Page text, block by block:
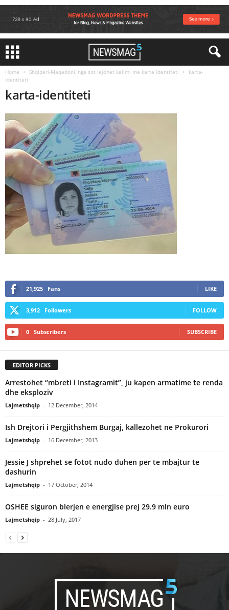
Home Shqiperi-Maqedoni, nga sot lejohet kalimi me karte identiteti
karta-
identiteti
karta-identiteti
21,925 Fans LIKE
3,912 Followers FOLLOW
0 Subscribers SUBSCRIBE
EDITOR PICKS
Arrestohet “mbreti i Instagramit”, ju kapen armatime te renda
dhe eksploziv
Lajmetshqip - 12 December, 2014
Ish Drejtori i Pergjithshem Burgaj, kallezohet ne Prokurori
Lajmetshqip - 16 December, 2013
Jessie J shprehet se fotot nudo duhen per te mbajtur te
dashurin
Lajmetshqip - 17 October, 2014
OSHEE siguron blerjen e energjise prej 29.9 mln euro
Lajmetshqip - 28 July, 2017